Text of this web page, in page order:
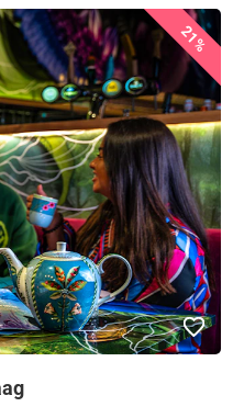
21%